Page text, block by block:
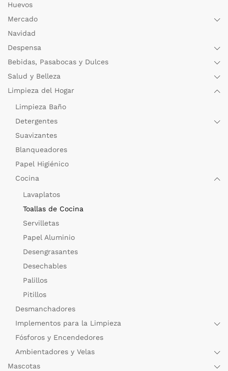
Huevos
Mercado
Navidad
Despensa
Bebidas, Pasabocas y Dulces
Salud y Belleza
Limpieza del Hogar
Limpieza Baño
Detergentes
Suavizantes
Blanqueadores
Papel Higiénico
Cocina
Lavaplatos
Toallas de Cocina
Servilletas
Papel Aluminio
Desengrasantes
Desechables
Palillos
Pitillos
Desmanchadores
Implementos para la Limpieza
Fósforos y Encendedores
Ambientadores y Velas
Mascotas